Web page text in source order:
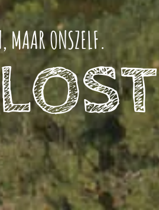
ONSZELF.